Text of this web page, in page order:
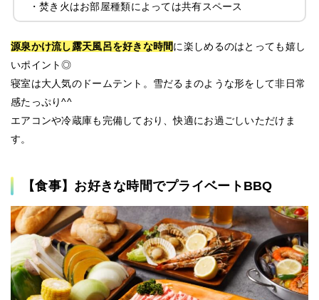
・焚き火はお部屋種類によっては共有スペース
源泉かけ流し露天風呂を好きな時間に楽しめるのはとっても嬉し
いポイント◎
寝室は大人気のドームテント。雪だるまのような形をして非日常
感たっぷり^^
エアコンや冷蔵庫も完備しており、快適にお過ごしいただけま
す。
【食事】お好きな時間でプライベートBBQ